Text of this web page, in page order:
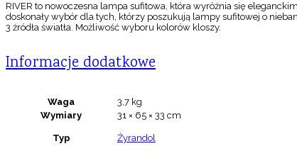
RIVER to nowoczesna lampa sufitowa, która wyróżnia się
doskonały wybór dla tych, którzy poszukują lampy sufitowej o
3 źródła światła. Możliwość wyboru kolorów kloszy.
Informacje dodatkowe
Waga
3,7 kg
Wymiary
31 × 65 × 33 cm
Typ Żyrandol